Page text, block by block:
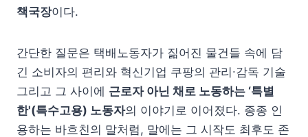
책국장이다.
간단한 질문은 택배노동자가 짊어진 물건들 속에 담
긴 소비자의 편리와 혁신기업 쿠팡의 관리∙감독 기술
그리고 그 사이에 근로자 아닌 채로 노동하는 ‘특별
한'(특수고용) 노동자의 이야기로 이어졌다. 종종 인
용하는 바흐친의 말처럼, 말에는 그 시작도 최후도 존